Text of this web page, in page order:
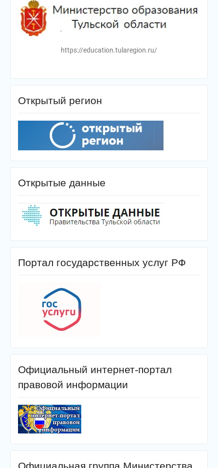
https://education.tularegion.ru/
Открытый регион
Открытые данные
Портал государственных услуг РФ
Официальный интернет-портал
правовой информации